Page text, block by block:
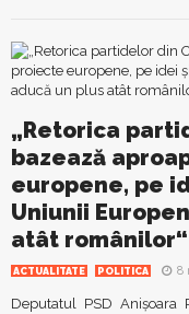
„Retorica
bazează
europene, pe
Uniunii
atât românilor“
ACTUALITATE POLITICA 8
Deputatul PSD